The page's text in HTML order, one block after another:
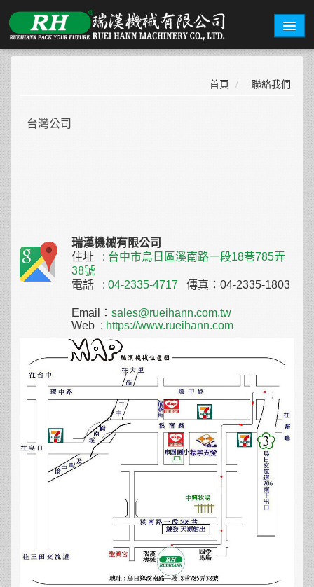
繁體中文 English
首頁 / 聯絡我們
台灣公司
瑞漢機械有限公司
住址 : 台中市烏日區溪南路一段18巷785弄
38號
電話 :04-2335-4717 傳真：04-2335-1803
Email：sales@rueihann.com.tw
Web : https://www.rueihann.com